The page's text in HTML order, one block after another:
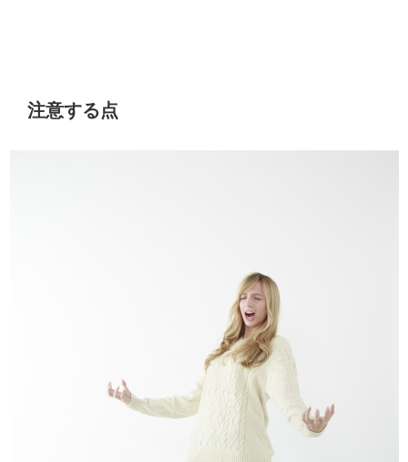
注意する点